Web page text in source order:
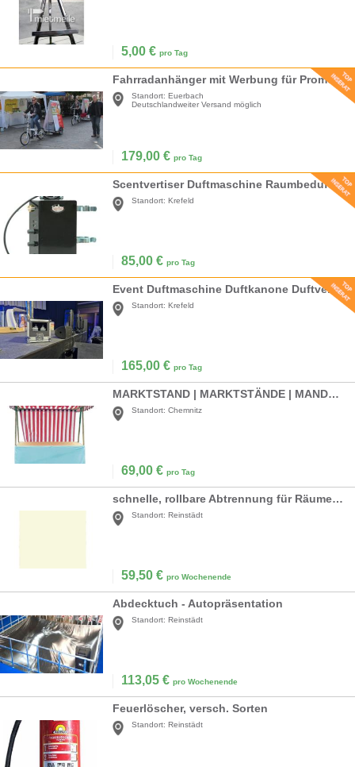
5,00 € pro Tag
Fahrradanhänger mit Werbung für Promotionaktionen
Standort: Euerbach
Deutschlandweiter Versand möglich
179,00 € pro Tag
Scentvertiser Duftmaschine Raumbeduftung Messestand Beduftung Messeduft
Standort: Krefeld
85,00 € pro Tag
Event Duftmaschine Duftkanone Duftverteiler Beduftung Konzertduft Großraumbeduftung Messeduft
Standort: Krefeld
165,00 € pro Tag
MARKTSTAND | MARKTSTÄNDE | MANDELRÖSTEREI
Standort: Chemnitz
69,00 € pro Tag
schnelle, rollbare Abtrennung für Räume Paravent / Sichtschutz
Standort: Reinstädt
59,50 € pro Wochenende
Abdecktuch - Autopräsentation
Standort: Reinstädt
113,05 € pro Wochenende
Feuerlöscher, versch. Sorten
Standort: Reinstädt